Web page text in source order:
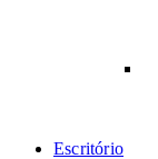
Escritório